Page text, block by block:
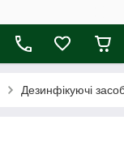
Дезинфікуючі